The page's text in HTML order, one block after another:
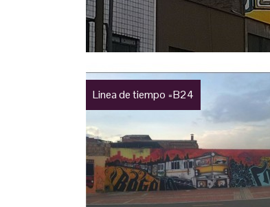
Linea de tiempo =B24